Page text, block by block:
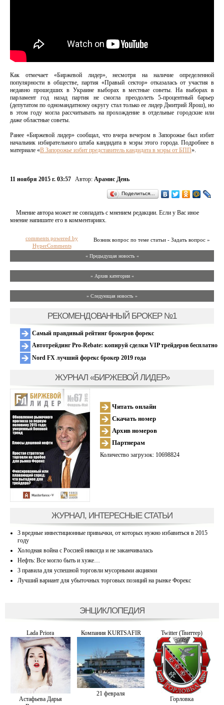
Как отмечает «Биржевой лидер», несмотря на наличие определенной
популярности в обществе, партия «Правый сектор» отказалась от участия в
недавно прошедших в Украине выборах в местные советы. На выборах в
парламент год назад партия не смогла преодолеть 5-процентный барьер
(депутатом по одномандатному округу стал только ее лидер Дмитрий Ярош), но
в этом году могла рассчитывать на прохождение в отдельные городские или
даже областные советы.
Ранее «Биржевой лидер» сообщал, что вчера вечером в Запорожье был избит
начальник избирательного штаба кандидата в мэры этого города. Подробнее в
материале «В Запорожье избит представитель кандидата в мэры от БПП».
11 ноября 2015 г. 03:57 Автор: Арамис День
Поделиться…
Мнение автора может не совпадать с мнением редакции. Если у Вас иное
мнение напишите его в комментариях.
Возник вопрос по теме статьи - Задать вопрос »
comments powered by
HyperComments
« Предыдущая новость «
» Архив категории «
» Следующая новость »
РЕКОМЕНДОВАННЫЙ БРОКЕР №1
Самый правдивый рейтинг брокеров форекс
Автотрейдинг Pro-Rebate: копируй сделки VIP трейдеров бесплатно
Nord FX лучший форекс брокер 2019 года
ЖУРНАЛ «БИРЖЕВОЙ ЛИДЕР»
Читать онлайн
Скачать номер
Архив номеров
Партнерам
Количество загрузок: 10698824
ЖУРНАЛ, ИНТЕРЕСНЫЕ СТАТЬИ
3 вредные инвестиционные привычки, от которых нужно избавиться в 2015
году
Холодная война с Россией никогда и не заканчивалась
Нефть: Все могло быть и хуже…
3 правила для успешной торговли мусорными акциями
Лучший вариант для убыточных торговых позиций на рынке Форекс
ЭНЦИКЛОПЕДИЯ
Lada Priora Компания KURTSAFIR Twitter (Твиттер)
Астафьева Дарья
21 февраля
Горловка